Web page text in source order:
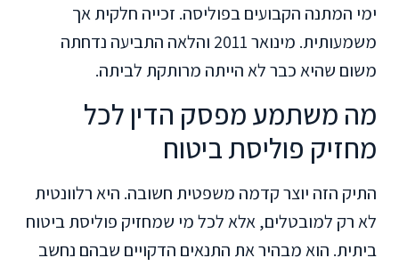
ימי המתנה הקבועים בפוליסה. זכייה חלקית אך
משמעותית. מינואר 2011 והלאה התביעה נדחתה
משום שהיא כבר לא הייתה מרותקת לביתה.
מה משתמע מפסק הדין לכל
מחזיק פוליסת ביטוח
התיק הזה יוצר קדמה משפטית חשובה. היא רלוונטית
לא רק למובטלים, אלא לכל מי שמחזיק פוליסת ביטוח
ביתית. הוא מבהיר את התנאים הדקויים שבהם נחשב